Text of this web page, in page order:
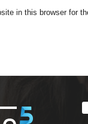
in this browser for